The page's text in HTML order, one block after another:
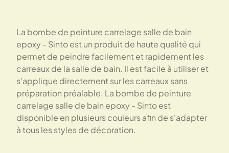
La bombe de peinture carrelage salle de bain
epoxy - Sinto est un produit de haute qualité qui
permet de peindre facilement et rapidement les
carreaux de la salle de bain. Il est facile à utiliser et
s'applique directement sur les carreaux sans
préparation préalable. La bombe de peinture
carrelage salle de bain epoxy - Sinto est
disponible en plusieurs couleurs afin de s'adapter
à tous les styles de décoration.